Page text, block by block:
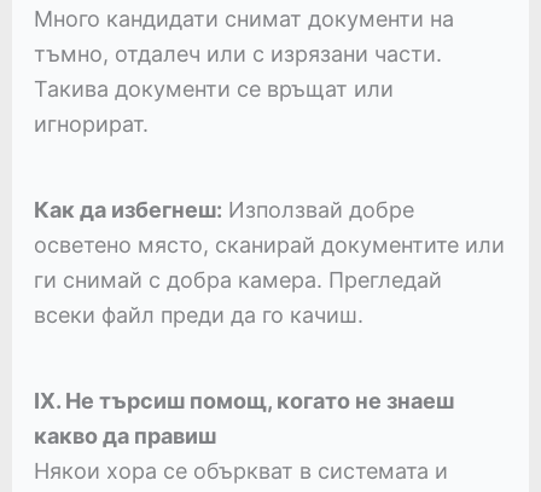
Много кандидати снимат документи на
тъмно, отдалеч или с изрязани части.
Такива документи се връщат или
игнорират.
Как да избегнеш: Използвай добре
осветено място, сканирай документите или
ги снимай с добра камера. Прегледай
всеки файл преди да го качиш.
IX. Не търсиш помощ, когато не знаеш
какво да правиш
Някои хора се объркват в системата и